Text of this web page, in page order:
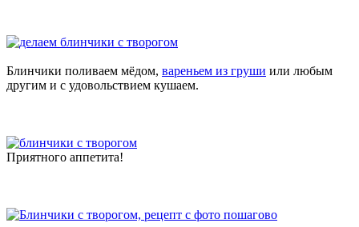
Блинчики поливаем мёдом, вареньем из груши или любым
другим и с удовольствием кушаем.
Приятного аппетита!